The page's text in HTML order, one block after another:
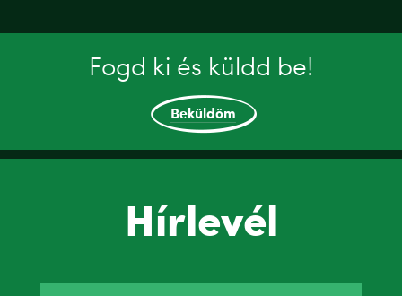
Fogd ki és küldd be!
Beküldöm
Hírlevél